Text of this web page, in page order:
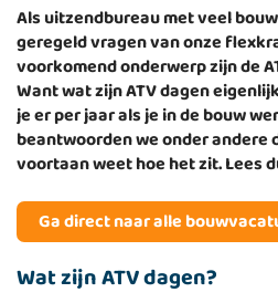
Als uitzendbureau met veel
geregeld vragen van onze
voorkomend onderwerp zijn de
Want wat zijn ATV dagen
je er per jaar als je in de bouw
beantwoorden we onder andere
voortaan weet hoe het zit. Lees
Ga direct naar alle
Wat zijn ATV dagen?